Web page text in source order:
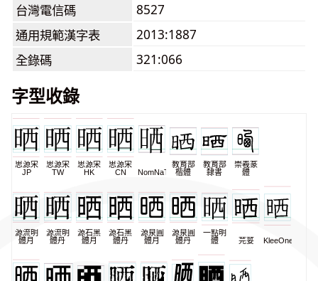
台灣電信碼
8527
通用規範漢字表
2013:1887
全錄碼
321:066
字型收錄
思源宋
JP
思源宋
TW
思源宋
HK
思源宋
CN
NomNaTong
教育部
楷體
教育部
隸書
崇羲篆
體
源流明
體月
源流明
體丹
源石黑
體月
源石黑
體丹
源泉圓
體月
源泉圓
體丹
一點明
體
芫荽 KleeOne